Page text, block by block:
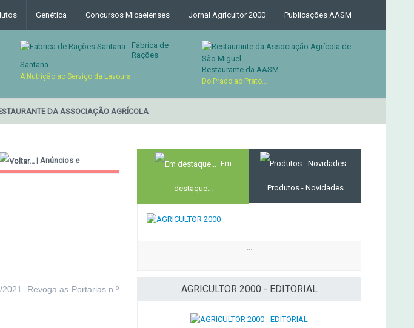
Genética Concursos Micaelenses Jornal Agricultor 2000 Publicações AASM
Fábrica de
Rações
Santana
A Nutrição ao Serviço da Lavoura
Restaurante da AASM
Do Prado ao Prato...
DA ASSOCIAÇÃO AGRÍCOLA
| Anúncios e
Revoga as Portarias n.º
Em
destaque... Produtos - Novidades
AGRICULTOR 2000 - EDITORIAL